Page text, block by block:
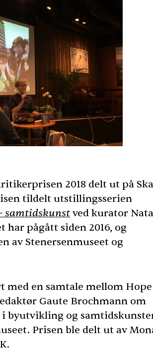
2018 delt ut på
tildelt utstillingsserien
samtidskunst ved kurator
har pågått siden 2016, og
av Stenersenmuseet og
med en samtale mellom Hope
Gaute Brochmann om
byutvikling og
Prisen ble delt ut av
.